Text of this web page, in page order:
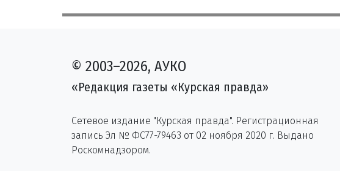
© 2003–2026, АУКО
«Редакция газеты «Курская правда»
Сетевое издание "Курская правда". Регистрационная
запись Эл № ФС77-79463 от 02 ноября 2020 г. Выдано
Роскомнадзором.